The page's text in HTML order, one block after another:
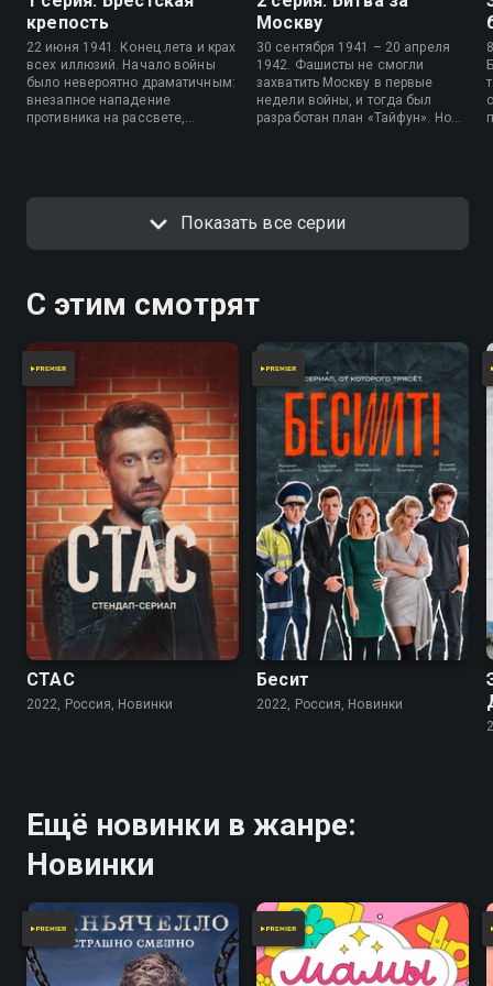
крепость
22 июня 1941. Конец лета и крах
всех иллюзий. Начало войны
было невероятно драматичным:
внезапное нападение
противника на рассвете,
Москву
30 сентября 1941 – 20 апреля
1942. Фашисты не смогли
захватить Москву в первые
недели войны, и тогда был
разработан план «Тайфун». Но
Показать все серии
С этим смотрят
СТАС
2022, Россия, Новинки
Бесит
2022, Россия, Новинки
Ещё новинки в жанре:
Новинки